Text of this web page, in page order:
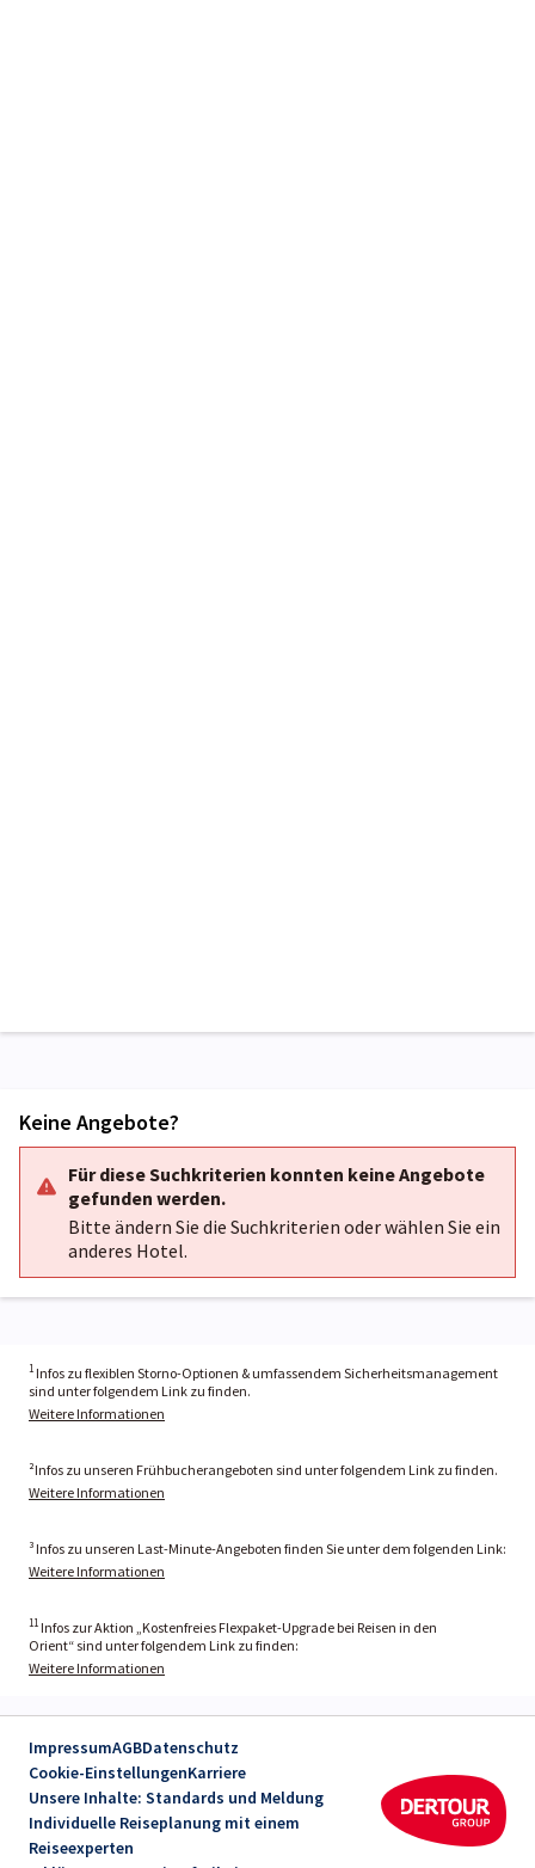
Keine Angebote?
Für diese Suchkriterien konnten keine Angebote
gefunden werden.
Bitte ändern Sie die Suchkriterien oder wählen Sie ein
anderes Hotel.
1 Infos zu flexiblen Storno-Optionen & umfassendem Sicherheitsmanagement
sind unter folgendem Link zu finden.
Weitere Informationen
²Infos zu unseren Frühbucherangeboten sind unter folgendem Link zu finden.
Weitere Informationen
³ Infos zu unseren Last-Minute-Angeboten finden Sie unter dem folgenden Link:
Weitere Informationen
11 Infos zur Aktion „Kostenfreies Flexpaket-Upgrade bei Reisen in den
Orient“ sind unter folgendem Link zu finden:
Weitere Informationen
ImpressumAGBDatenschutz
Cookie-EinstellungenKarriere
Unsere Inhalte: Standards und Meldung
Individuelle Reiseplanung mit einem
Reiseexperten